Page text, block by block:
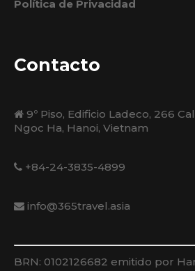
Política de Privacidad
Contacto
9º Piso, Edificio Ladeco, 266
Ngoc Ha, Hanoi, Vietnam
+84-24-3835-4899
info@365travel.asia
BRN: 0102126682 emitido por